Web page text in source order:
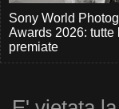
Sony World
Awards 2026: tutte
premiate